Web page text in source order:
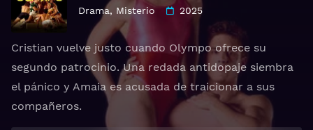
Drama, Misterio 2025
Cristian vuelve justo cuando Olympo ofrece su
segundo patrocinio. Una redada antidopaje siembra
el pánico y Amaia es acusada de traicionar a sus
compañeros.